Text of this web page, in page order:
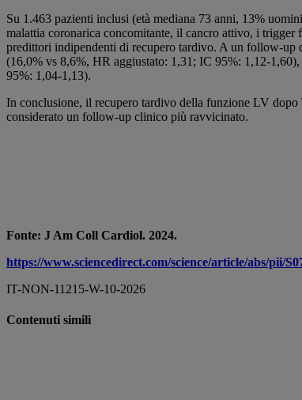
Su 1.463 pazienti inclusi (età mediana 73 anni, 13%
malattia coronarica concomitante, il cancro attivo, i
predittori indipendenti di recupero tardivo. A un follow-up
(16,0% vs 8,6%, HR aggiustato: 1,31; IC 95%: 1,12-
95%: 1,04-1,13).
In conclusione, il recupero tardivo della funzione LV dopo
considerato un follow-up clinico più ravvicinato.
Fonte: J Am Coll Cardiol. 2024.
https://www.sciencedirect.com/science/article/abs/pii/
IT-NON-11215-W-10-2026
Contenuti simili